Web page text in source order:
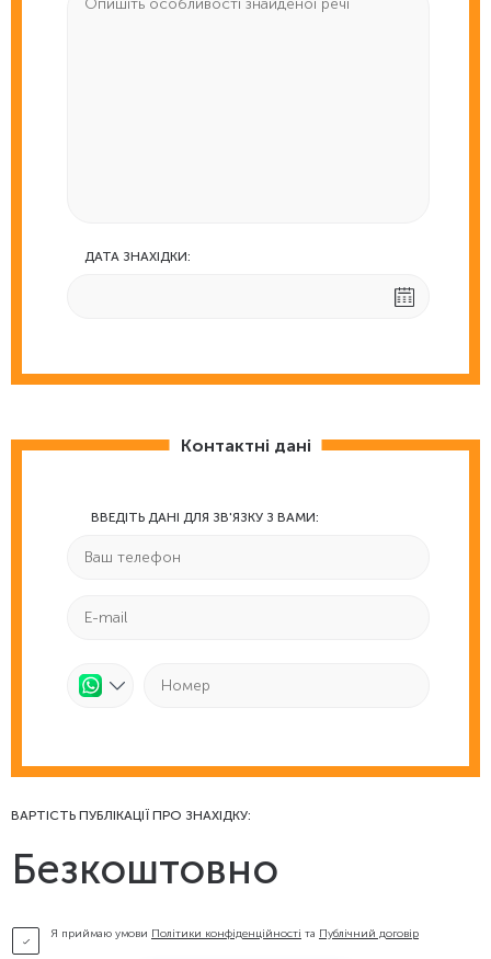
ДАТА ЗНАХІДКИ:
Контактні дані
ВВЕДІТЬ ДАНІ ДЛЯ ЗВ'ЯЗКУ З ВАМИ:
ВАРТІСТЬ ПУБЛІКАЦІЇ ПРО ЗНАХІДКУ:
Безкоштовно
Я приймаю умови Політики конфіденційності та Публічний договір